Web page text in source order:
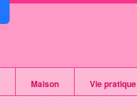
Maison
Vie pratique